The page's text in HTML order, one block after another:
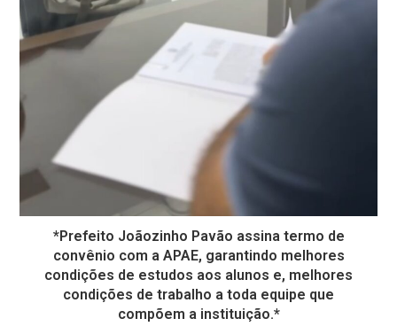
*Prefeito Joãozinho Pavão assina termo de
convênio com a APAE, garantindo melhores
condições de estudos aos alunos e, melhores
condições de trabalho a toda equipe que
compõem a instituição.*